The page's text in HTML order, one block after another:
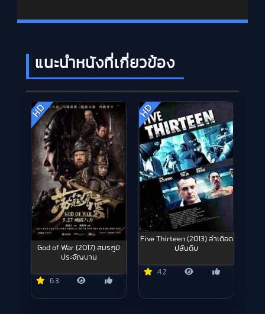
แนะนำหนังที่เกี่ยวข้อง
HD
God of War (2017) สมรภูมิ
ประจัญบาน
6.3
HD
Five Thirteen (2013) ล่าเดือด
ปล้นดิบ
4.2